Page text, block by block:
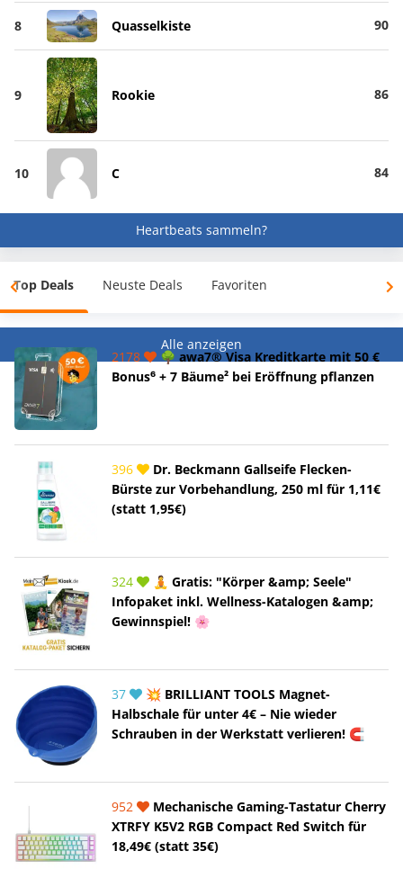
8 Quasselkiste 90
9 Rookie 86
10 C 84
Heartbeats sammeln?
Top Deals Neuste Deals Favoriten
Alle anzeigen
2178
🌳 awa7® Visa Kreditkarte mit 50 €
Bonus⁶ + 7 Bäume² bei Eröffnung pflanzen
396
Dr. Beckmann Gallseife Flecken-
Bürste zur Vorbehandlung, 250 ml für 1,11€
(statt 1,95€)
324
🧘 Gratis: "Körper &amp; Seele"
Infopaket inkl. Wellness-Katalogen &amp;
Gewinnspiel! 🌸
37
💥 BRILLIANT TOOLS Magnet-
Halbschale für unter 4€ – Nie wieder
Schrauben in der Werkstatt verlieren! 🧲
952
Mechanische Gaming-Tastatur Cherry
XTRFY K5V2 RGB Compact Red Switch für
18,49€ (statt 35€)